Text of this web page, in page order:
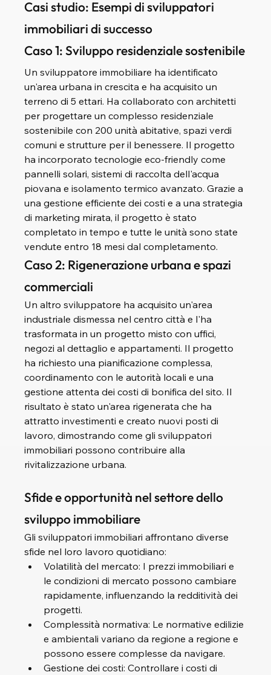
Casi studio: Esempi di sviluppatori
immobiliari di successo
Caso 1: Sviluppo residenziale sostenibile
Un sviluppatore immobiliare ha identificato
un'area urbana in crescita e ha acquisito un
terreno di 5 ettari. Ha collaborato con architetti
per progettare un complesso residenziale
sostenibile con 200 unità abitative, spazi verdi
comuni e strutture per il benessere. Il progetto
ha incorporato tecnologie eco-friendly come
pannelli solari, sistemi di raccolta dell'acqua
piovana e isolamento termico avanzato. Grazie a
una gestione efficiente dei costi e a una strategia
di marketing mirata, il progetto è stato
completato in tempo e tutte le unità sono state
vendute entro 18 mesi dal completamento.
Caso 2: Rigenerazione urbana e spazi
commerciali
Un altro sviluppatore ha acquisito un'area
industriale dismessa nel centro città e l'ha
trasformata in un progetto misto con uffici,
negozi al dettaglio e appartamenti. Il progetto
ha richiesto una pianificazione complessa,
coordinamento con le autorità locali e una
gestione attenta dei costi di bonifica del sito. Il
risultato è stato un'area rigenerata che ha
attratto investimenti e creato nuovi posti di
lavoro, dimostrando come gli sviluppatori
immobiliari possono contribuire alla
rivitalizzazione urbana.
Sfide e opportunità nel settore dello
sviluppo immobiliare
Gli sviluppatori immobiliari affrontano diverse
sfide nel loro lavoro quotidiano:
Volatilità del mercato: I prezzi immobiliari e
le condizioni di mercato possono cambiare
rapidamente, influenzando la redditività dei
progetti.
Complessità normativa: Le normative edilizie
e ambientali variano da regione a regione e
possono essere complesse da navigare.
Gestione dei costi: Controllare i costi di